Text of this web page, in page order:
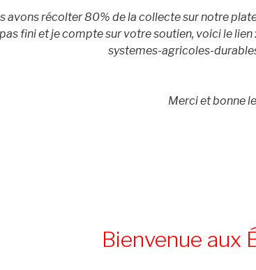
avons récolter 80% de la collecte sur notre
pas fini et je compte sur votre soutien, voici le
systemes-agricoles-
Merci et bonne
Bienvenue aux